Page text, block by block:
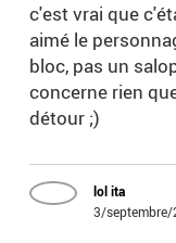
c'est vrai que
aimé le
bloc, pas un
concerne rien
détour ;)
lol ita
3/septembre/